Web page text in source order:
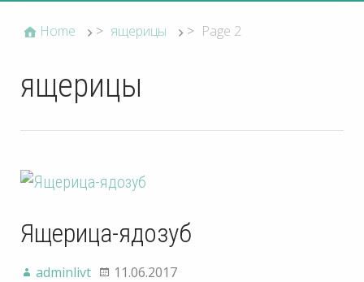
Home > ящерицы > Page 2
ящерицы
Ящерица-ядозуб
adminlivt 11.06.2017